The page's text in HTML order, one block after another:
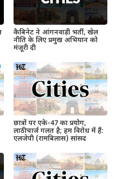
कैबिनेट ने आंगनवाड़ी भर्ती, खेल
नीति के लिए प्रमुख अभियान को
मंजूरी दी
छात्रों पर एके-47 का प्रयोग,
लाठीचार्ज गलत है; हम विरोध में हैं:
एलजेपी (रामबिलास) सांसद